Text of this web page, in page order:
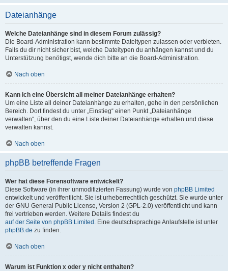
Dateianhänge
Welche Dateianhänge sind in diesem Forum zulässig?
Die Board-Administration kann bestimmte Dateitypen zulassen oder verbieten.
Falls du dir nicht sicher bist, welche Dateitypen du anhängen kannst und du
Unterstützung benötigst, wende dich bitte an die Board-Administration.
Nach oben
Kann ich eine Übersicht all meiner Dateianhänge erhalten?
Um eine Liste all deiner Dateianhänge zu erhalten, gehe in den persönlichen
Bereich. Dort findest du unter „Einstieg“ einen Punkt „Dateianhänge
verwalten“, über den du eine Liste deiner Dateianhänge erhalten und diese
verwalten kannst.
Nach oben
phpBB betreffende Fragen
Wer hat diese Forensoftware entwickelt?
Diese Software (in ihrer unmodifizierten Fassung) wurde von phpBB Limited
entwickelt und veröffentlicht. Sie ist urheberrechtlich geschützt. Sie wurde unter
der GNU General Public License, Version 2 (GPL-2.0) veröffentlicht und kann
frei vertrieben werden. Weitere Details findest du
auf der Seite von phpBB Limited . Eine deutschsprachige Anlaufstelle ist unter
phpBB.de zu finden.
Nach oben
Warum ist Funktion x oder y nicht enthalten?